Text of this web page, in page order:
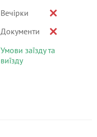
Вечірки
Документи
Умови заїзду та
виїзду